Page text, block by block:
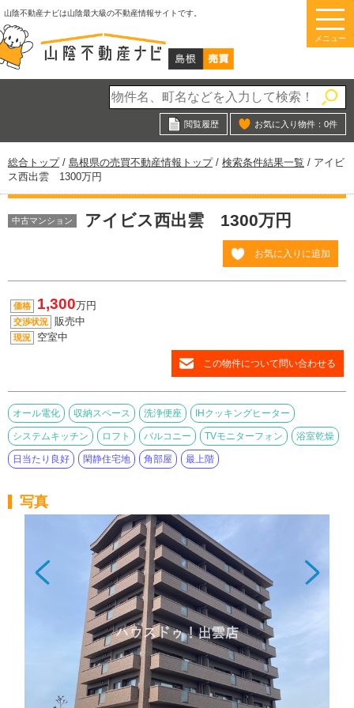
このページの本文へ
山陰不動産ナビは山陰最大級の不動産情報サイトです。
メニュー
閲覧履歴 お気に入り物件： 0件
現
在
の
置：
総合トップ/ 島根県の売買不動産情報トップ/ 検索条件結果一覧 / アイビ
ス西出雲 1300万円
中古マンション アイビス西出雲 1300万円
お気に入りに追加
価格 1,300万円
交渉状況 販売中
現況 空室中
この物件について問い合わせる
オール電化 収納スペース 洗浄便座 IHクッキングヒーター
システムキッチン ロフト バルコニー TVモニターフォン 浴室乾燥
日当たり良好 閑静住宅地 角部屋 最上階
写真